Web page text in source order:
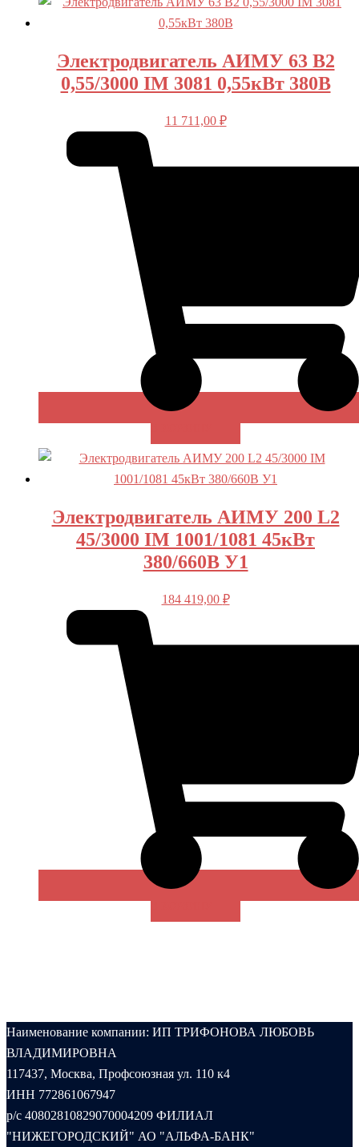
Электродвигатель АИМУ 63 В2
0,55/3000 IM 3081 0,55кВт 380В
11 711,00 ₽
Электродвигатель АИМУ 200 L2
45/3000 IM 1001/1081 45кВт
380/660В У1
184 419,00 ₽
Наименование компании: ИП ТРИФОНОВА ЛЮБОВЬ
ВЛАДИМИРОВНА
117437, Москва, Профсоюзная ул. 110 к4
ИНН 772861067947
р/с 40802810829070004209 ФИЛИАЛ
"НИЖЕГОРОДСКИЙ" АО "АЛЬФА-БАНК"